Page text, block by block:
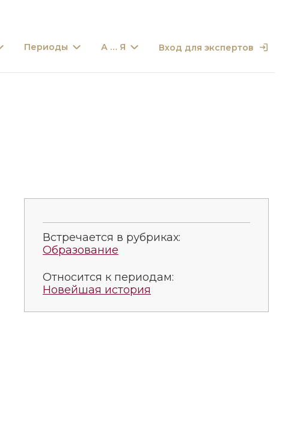
Периоды А … Я Вход для экспертов
Встречается в рубриках:
Образование
Относится к периодам:
Новейшая история